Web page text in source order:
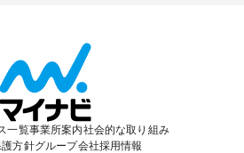
一覧事業所案内社会的な取り組み
方針グループ会社採用情報